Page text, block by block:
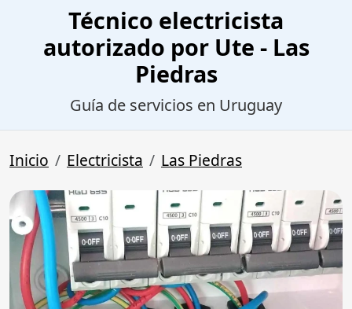
Técnico electricista
autorizado por Ute - Las
Piedras
Guía de servicios en Uruguay
Inicio Electricista Las Piedras